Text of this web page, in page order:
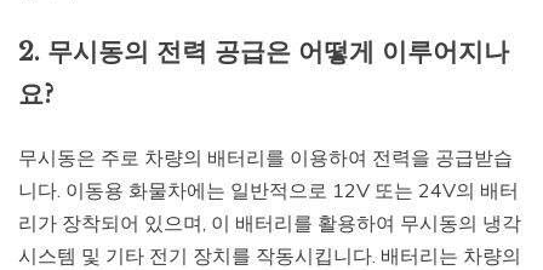
2. 무시동의 전력 공급은 어떻게 이루어지나
요?
무시동은 주로 차량의 배터리를 이용하여 전력을 공급받습
니다. 이동용 화물차에는 일반적으로 12V 또는 24V의 배터
리가 장착되어 있으며, 이 배터리를 활용하여 무시동의 냉각
시스템 및 기타 전기 장치를 작동시킵니다. 배터리는 차량의